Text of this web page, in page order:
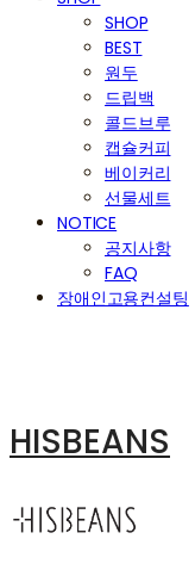
SHOP
BEST
원두
드립백
콜드브루
캡슐커피
베이커리
선물세트
NOTICE
공지사항
FAQ
장애인고용컨설팅
HISBEANS